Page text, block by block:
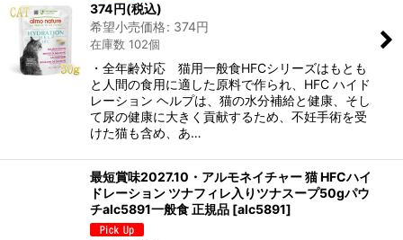
374円(税込)
希望小売価格: 374円
在庫数 102個
・全年齢対応 猫用一般食HFCシリーズはもとも
と人間の食用に適した原料で作られ、HFC ハイド
レーション ヘルプは、猫の水分補給と健康、そし
て尿の健康に大きく貢献するため、不妊手術を受
けた猫も含め、あ…
最短賞味2027.10・アルモネイチャー 猫 HFCハイ
ドレーション ツナフィレ入りツナスープ50gパウ
チalc5891一般食 正規品 [alc5891]